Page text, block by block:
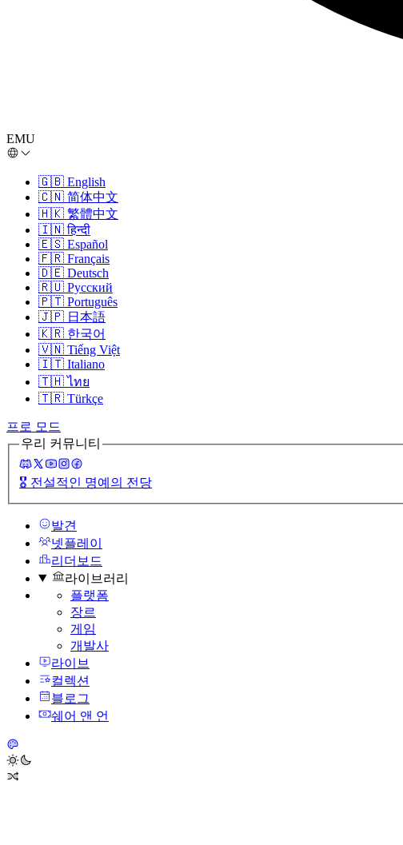
EMU
🇬🇧 English
🇨🇳 简体中文
🇭🇰 繁體中文
🇮🇳 हिन्दी
🇪🇸 Español
🇫🇷 Français
🇩🇪 Deutsch
🇷🇺 Русский
🇵🇹 Português
🇯🇵 日本語
🇰🇷 한국어
🇻🇳 Tiếng Việt
🇮🇹 Italiano
🇹🇭 ไทย
🇹🇷 Türkçe
프로 모드
우리 커뮤니티
🎖️ 전설적인 명예의 전당
발견
넷플레이
리더보드
라이브러리
플랫폼
장르
게임
개발사
라이브
컬렉션
블로그
쉐어 앤 언